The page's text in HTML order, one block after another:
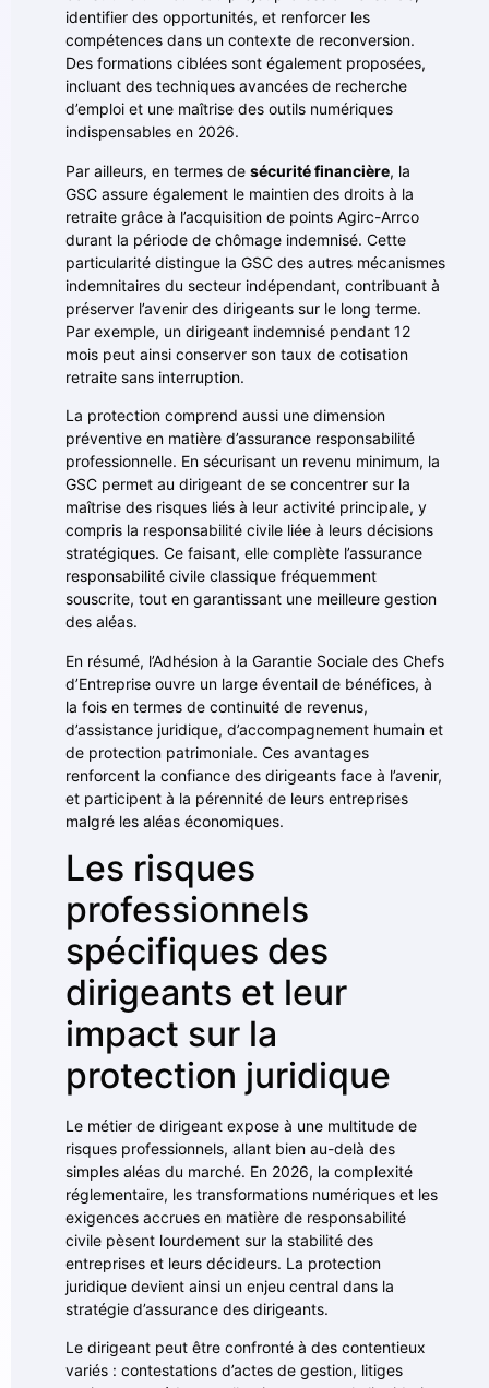
identifier des opportunités, et renforcer les
compétences dans un contexte de reconversion.
Des formations ciblées sont également proposées,
incluant des techniques avancées de recherche
d’emploi et une maîtrise des outils numériques
indispensables en 2026.
Par ailleurs, en termes de sécurité financière, la
GSC assure également le maintien des droits à la
retraite grâce à l’acquisition de points Agirc-Arrco
durant la période de chômage indemnisé. Cette
particularité distingue la GSC des autres mécanismes
indemnitaires du secteur indépendant, contribuant à
préserver l’avenir des dirigeants sur le long terme.
Par exemple, un dirigeant indemnisé pendant 12
mois peut ainsi conserver son taux de cotisation
retraite sans interruption.
La protection comprend aussi une dimension
préventive en matière d’assurance responsabilité
professionnelle. En sécurisant un revenu minimum, la
GSC permet au dirigeant de se concentrer sur la
maîtrise des risques liés à leur activité principale, y
compris la responsabilité civile liée à leurs décisions
stratégiques. Ce faisant, elle complète l’assurance
responsabilité civile classique fréquemment
souscrite, tout en garantissant une meilleure gestion
des aléas.
En résumé, l’Adhésion à la Garantie Sociale des Chefs
d’Entreprise ouvre un large éventail de bénéfices, à
la fois en termes de continuité de revenus,
d’assistance juridique, d’accompagnement humain et
de protection patrimoniale. Ces avantages
renforcent la confiance des dirigeants face à l’avenir,
et participent à la pérennité de leurs entreprises
malgré les aléas économiques.
Les risques
professionnels
spécifiques des
dirigeants et leur
impact sur la
protection juridique
Le métier de dirigeant expose à une multitude de
risques professionnels, allant bien au-delà des
simples aléas du marché. En 2026, la complexité
réglementaire, les transformations numériques et les
exigences accrues en matière de responsabilité
civile pèsent lourdement sur la stabilité des
entreprises et leurs décideurs. La protection
juridique devient ainsi un enjeu central dans la
stratégie d’assurance des dirigeants.
Le dirigeant peut être confronté à des contentieux
variés : contestations d’actes de gestion, litiges